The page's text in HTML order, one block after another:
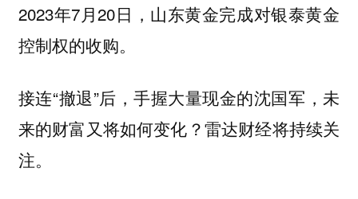
2023年7月20日，山东黄金完成对银泰黄金
控制权的收购。
接连“撤退”后，手握大量现金的沈国军，未
来的财富又将如何变化？雷达财经将持续关
注。